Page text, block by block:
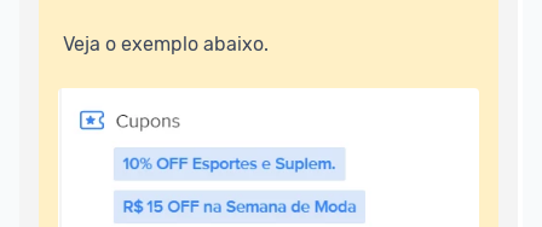
confira se o vendedor do qual você está
oferta do Promobit, ou de um vendedor Oficial
ou MercadoLíder Platinum.
E lembre-se: você sempre pode contar ajuda da
comunidade para tirar dúvidas ou acionar os